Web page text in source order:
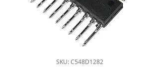
SKU: C548D1282